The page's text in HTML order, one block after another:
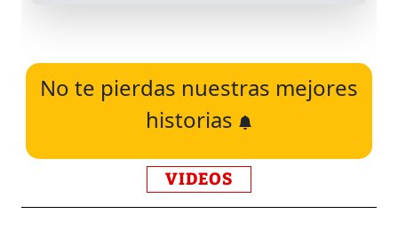
No te pierdas nuestras mejores
historias
VIDEOS